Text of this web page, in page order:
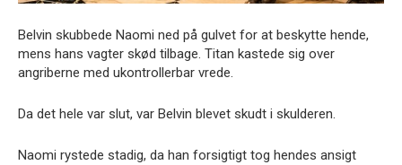
Belvin skubbede Naomi ned på gulvet for at beskytte hende,
mens hans vagter skød tilbage. Titan kastede sig over
angriberne med ukontrollerbar vrede.
Da det hele var slut, var Belvin blevet skudt i skulderen.
Naomi rystede stadig, da han forsigtigt tog hendes ansigt